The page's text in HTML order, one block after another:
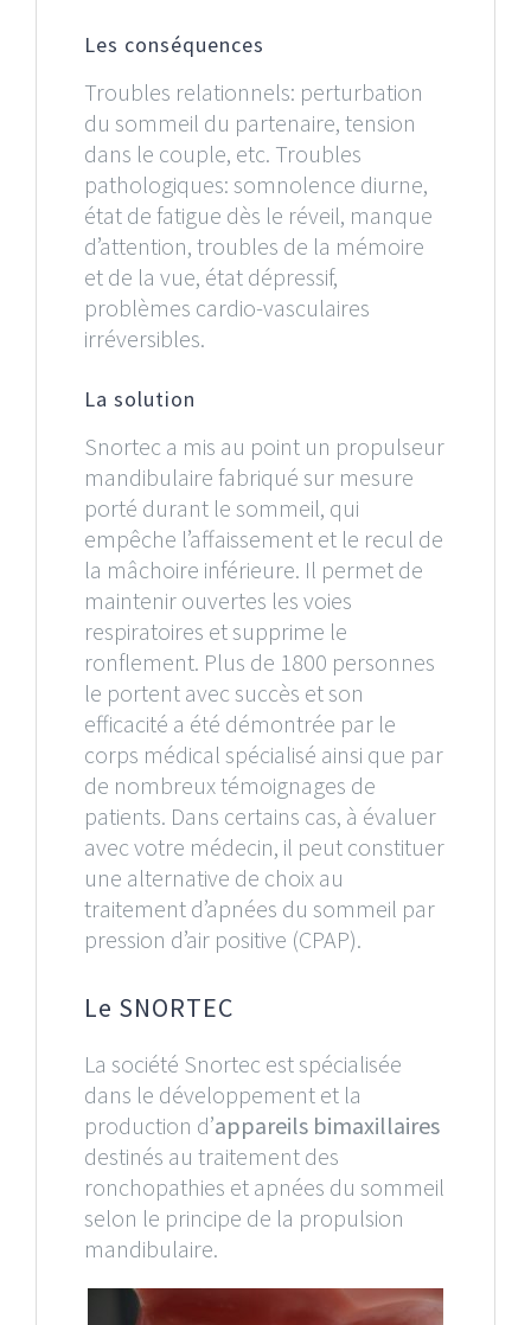
Les conséquences
Troubles relationnels: perturbation
du sommeil du partenaire, tension
dans le couple, etc. Troubles
pathologiques: somnolence diurne,
état de fatigue dès le réveil, manque
d’attention, troubles de la mémoire
et de la vue, état dépressif,
problèmes cardio-vasculaires
irréversibles.
La solution
Snortec a mis au point un propulseur
mandibulaire fabriqué sur mesure
porté durant le sommeil, qui
empêche l’affaissement et le recul de
la mâchoire inférieure. Il permet de
maintenir ouvertes les voies
respiratoires et supprime le
ronflement. Plus de 1800 personnes
le portent avec succès et son
efficacité a été démontrée par le
corps médical spécialisé ainsi que par
de nombreux témoignages de
patients. Dans certains cas, à évaluer
avec votre médecin, il peut constituer
une alternative de choix au
traitement d’apnées du sommeil par
pression d’air positive (CPAP).
Le SNORTEC
La société Snortec est spécialisée
dans le développement et la
production d’appareils bimaxillaires
destinés au traitement des
ronchopathies et apnées du sommeil
selon le principe de la propulsion
mandibulaire.